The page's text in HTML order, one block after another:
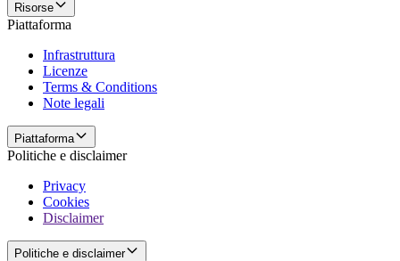
Risorse
Piattaforma
Infrastruttura
Licenze
Terms & Conditions
Note legali
Piattaforma
Politiche e disclaimer
Privacy
Cookies
Disclaimer
Politiche e disclaimer